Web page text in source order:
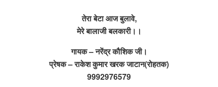
तेरा बेटा आज बुलावे,
मेरे बालाजी बलकारी।।
गायक – नरेंद्र कौशिक जी।
प्रेषक – राकेश कुमार खरक जाटान(रोहतक)
9992976579